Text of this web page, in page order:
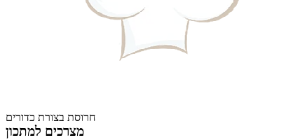
חרוסת בצורת כדורים
מצרכים למתכון